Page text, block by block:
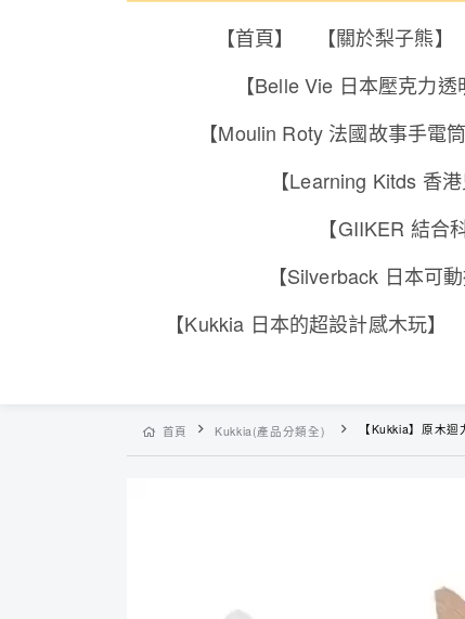
【首頁】 【關於梨子熊】
【Belle Vie 日本壓克力透
【Moulin Roty 法國故事手電
【Learning Kitds 香
【GIIKER 結合
【Silverback 日本可
【Kukkia 日本的超設計感木玩】
首頁 Kukkia(產品分類全) 【Kukkia】原木